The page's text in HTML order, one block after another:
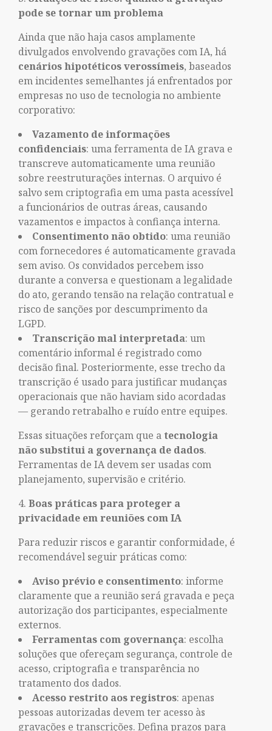
pode se tornar um problema
Ainda que não haja casos amplamente
divulgados envolvendo gravações com IA, há
cenários hipotéticos verossímeis, baseados
em incidentes semelhantes já enfrentados por
empresas no uso de tecnologia no ambiente
corporativo:
Vazamento de informações
confidenciais: uma ferramenta de IA grava e
transcreve automaticamente uma reunião
sobre reestruturações internas. O arquivo é
salvo sem criptografia em uma pasta acessível
a funcionários de outras áreas, causando
vazamentos e impactos à confiança interna.
Consentimento não obtido: uma reunião
com fornecedores é automaticamente gravada
sem aviso. Os convidados percebem isso
durante a conversa e questionam a legalidade
do ato, gerando tensão na relação contratual e
risco de sanções por descumprimento da
LGPD.
Transcrição mal interpretada: um
comentário informal é registrado como
decisão final. Posteriormente, esse trecho da
transcrição é usado para justificar mudanças
operacionais que não haviam sido acordadas
— gerando retrabalho e ruído entre equipes.
Essas situações reforçam que atecnologia
não substitui a governança de dados.
Ferramentas de IA devem ser usadas com
planejamento, supervisão e critério.
Boas práticas para proteger a
privacidade em reuniões com IA
Para reduzir riscos e garantir conformidade, é
recomendável seguir práticas como:
Aviso prévio e consentimento: informe
claramente que a reunião será gravada e peça
autorização dos participantes, especialmente
externos.
Ferramentas com governança: escolha
soluções que ofereçam segurança, controle de
acesso, criptografia e transparência no
tratamento dos dados.
Acesso restrito aos registros: apenas
pessoas autorizadas devem ter acesso às
gravações e transcrições. Defina prazos para